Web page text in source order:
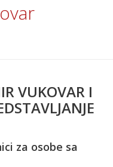
VUKOVAR I
za osobe sa